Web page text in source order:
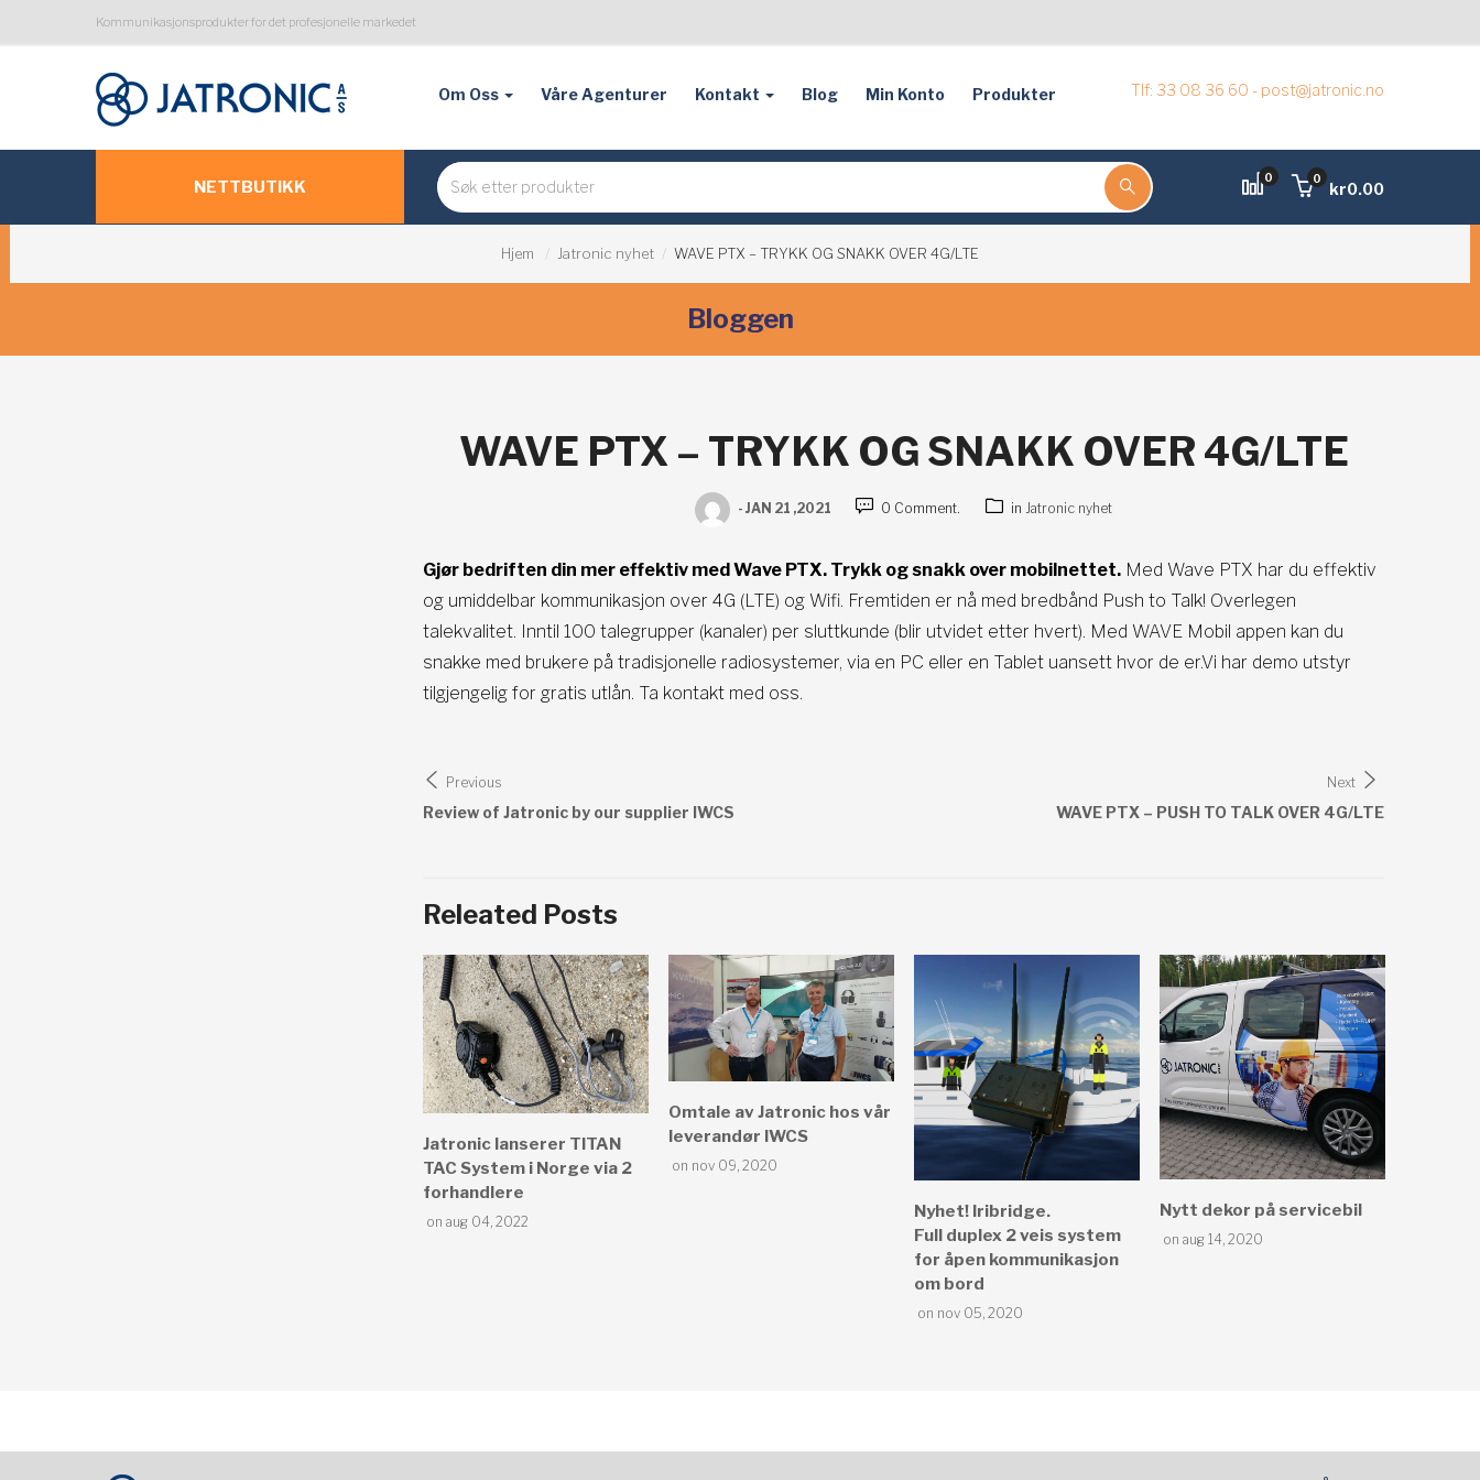
Kommunikasjonsprodukter for det profesjonelle markedet
Om Oss Våre Agenturer Kontakt Blog Min Konto Produkter Tlf: 33 08 36 60 - post@jatronic.no
NETTBUTIKK 0
kr0.00
0
Hjem Jatronic nyhet WAVE PTX – TRYKK OG SNAKK OVER 4G/LTE
Bloggen
WAVE PTX – TRYKK OG SNAKK OVER 4G/LTE
- JAN 21 ,2021 0 Comment. in Jatronic nyhet
Gjør bedriften din mer effektiv med Wave PTX. Trykk og snakk over mobilnettet. Med Wave PTX har du effektiv
og umiddelbar kommunikasjon over 4G (LTE) og Wifi. Fremtiden er nå med bredbånd Push to Talk! Overlegen
talekvalitet. Inntil 100 talegrupper (kanaler) per sluttkunde (blir utvidet etter hvert). Med WAVE Mobil appen kan du
snakke med brukere på tradisjonelle radiosystemer, via en PC eller en Tablet uansett hvor de er.Vi har demo utstyr
tilgjengelig for gratis utlån. Ta kontakt med oss.
Innleggsnavigasjon
Previous
Review of Jatronic by our supplier IWCS
Next
WAVE PTX – PUSH TO TALK OVER 4G/LTE
Releated Posts
Jatronic lanserer TITAN
TAC System i Norge via 2
forhandlere
on aug 04, 2022
Omtale av Jatronic hos vår
leverandør IWCS
on nov 09, 2020
Nyhet! Iribridge.
Full duplex 2 veis system
for åpen kommunikasjon
om bord
on nov 05, 2020
Nytt dekor på servicebil
on aug 14, 2020